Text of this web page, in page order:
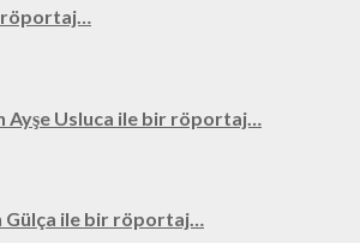
röportaj…
Ayşe Usluca ile bir röportaj…
Gülça ile bir röportaj…